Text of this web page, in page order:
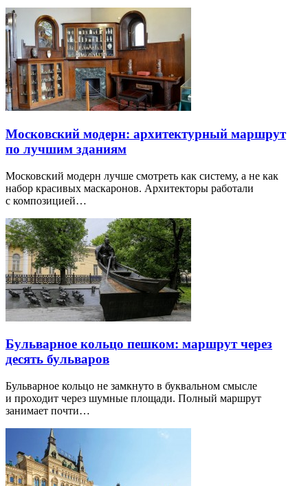
Московский модерн: архитектурный маршрут
по лучшим зданиям
Московский модерн лучше смотреть как систему, а не как
набор красивых маскаронов. Архитекторы работали
с композицией…
Бульварное кольцо пешком: маршрут через
десять бульваров
Бульварное кольцо не замкнуто в буквальном смысле
и проходит через шумные площади. Полный маршрут
занимает почти…